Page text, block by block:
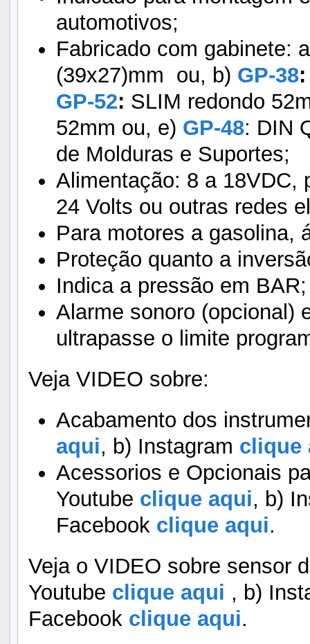
automotivos;
Fabricado com gabinete:
(39x27)mm ou, b) GP-38:
GP-52: SLIM redondo
52mm ou, e) GP-48: DIN
de Molduras e Suportes;
Alimentação: 8 a 18VDC,
24 Volts ou outras redes
Para motores a gasolina,
Proteção quanto a
Indica a pressão em BAR;
Alarme sonoro (opcional)
ultrapasse o limite
Veja VIDEO sobre:
Acabamento dos
aqui, b) Instagram clique
Acessorios e Opcionais
Youtube clique aqui, b)
Facebook clique aqui.
Veja o VIDEO sobre sensor
Youtube clique aqui , b)
Facebook clique aqui.